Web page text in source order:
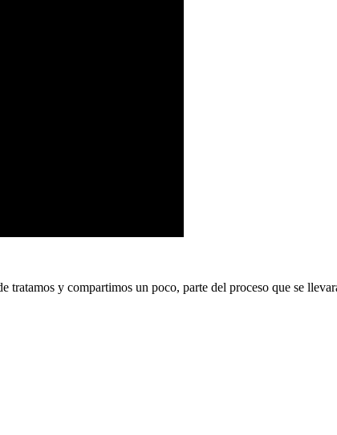
y compartimos un poco, parte del proceso que se